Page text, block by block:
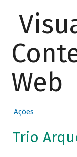
Web
Ações
Trio